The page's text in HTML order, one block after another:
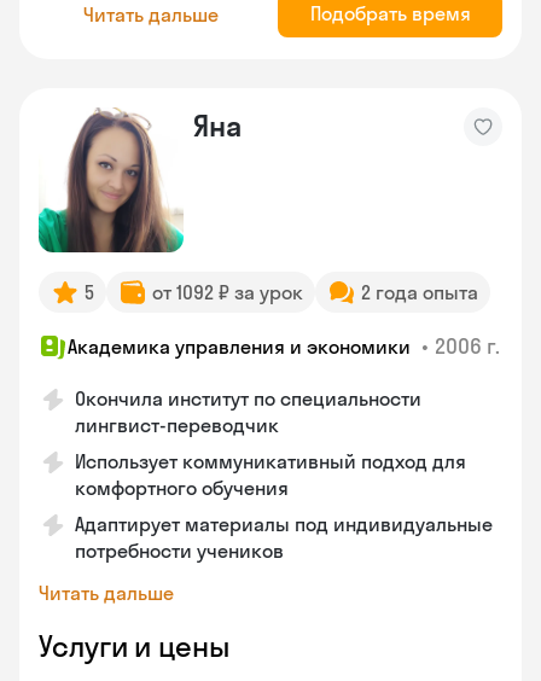
Читать дальше Подобрать время
Яна
5 от 1092 ₽ за урок 2 года опыта
Академика управления и экономики • 2006 г.
Окончила институт по специальности
лингвист-переводчик
Использует коммуникативный подход для
комфортного обучения
Адаптирует материалы под индивидуальные
потребности учеников
Читать дальше
Услуги и цены